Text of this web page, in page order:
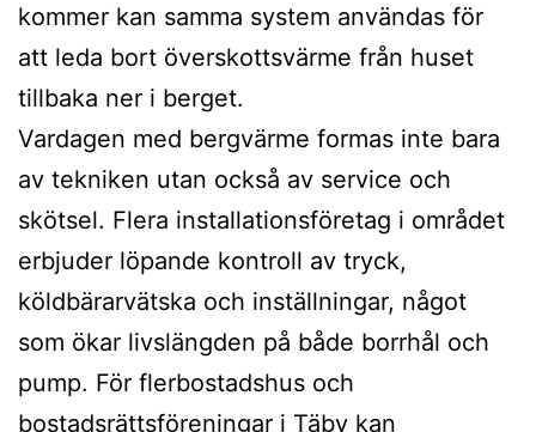
kommer kan samma system användas för
att leda bort överskottsvärme från huset
tillbaka ner i berget.
Vardagen med bergvärme formas inte bara
av tekniken utan också av service och
skötsel. Flera installationsföretag i området
erbjuder löpande kontroll av tryck,
köldbärarvätska och inställningar, något
som ökar livslängden på både borrhål och
pump. För flerbostadshus och
bostadsrättsföreningar i Täby kan